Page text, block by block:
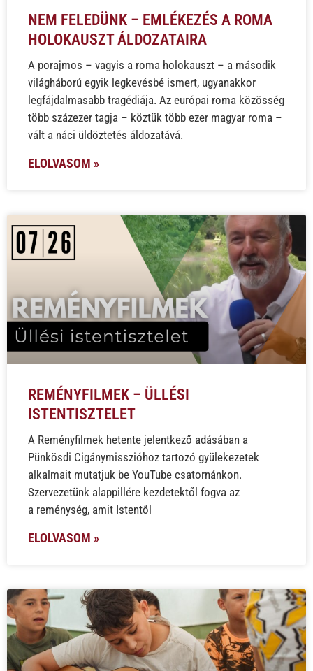
NEM FELEDÜNK – EMLÉKEZÉS A ROMA
HOLOKAUSZT ÁLDOZATAIRA
A porajmos – vagyis a roma holokauszt – a második
világháború egyik legkevésbé ismert, ugyanakkor
legfájdalmasabb tragédiája. Az európai roma közösség
több százezer tagja – köztük több ezer magyar roma –
vált a náci üldöztetés áldozatává.
ELOLVASOM »
REMÉNYFILMEK – ÜLLÉSI
ISTENTISZTELET
A Reményfilmek hetente jelentkező adásában a
Pünkösdi Cigánymisszióhoz tartozó gyülekezetek
alkalmait mutatjuk be YouTube csatornánkon.
Szervezetünk alappillére kezdetektől fogva az
a reménység, amit Istentől
ELOLVASOM »